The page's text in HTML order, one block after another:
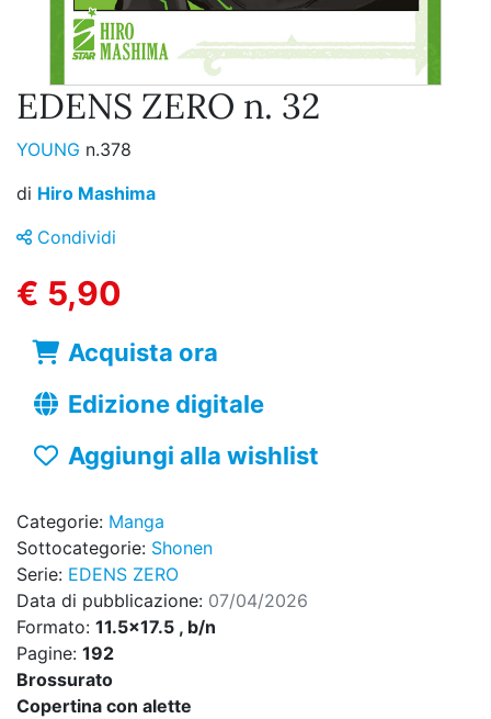
EDENS ZERO n. 32
YOUNG n.378
di Hiro Mashima
Condividi
€ 5,90
Acquista ora
Edizione digitale
Aggiungi alla wishlist
Categorie: Manga
Sottocategorie: Shonen
Serie: EDENS ZERO
Data di pubblicazione: 07/04/2026
Formato: 11.5x17.5 , b/n
Pagine: 192
Brossurato
Copertina con alette